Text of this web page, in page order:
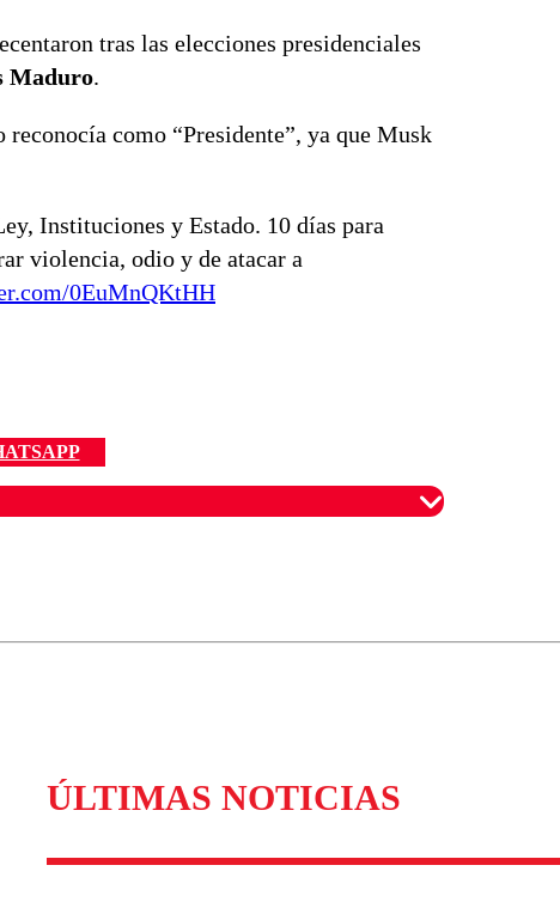
tras las elecciones presidenciales
Maduro.
como “Presidente”, ya que Musk
Instituciones y Estado. 10 días para
violencia, odio y de atacar a
0EuMnQKtHH
ÚLTIMAS NOTICIAS